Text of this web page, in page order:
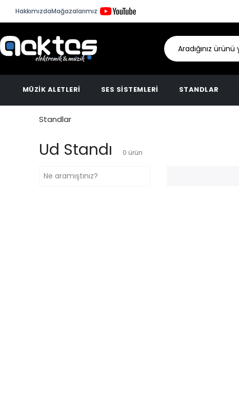
HakkımızdaMağazalarımız
MÜZİK ALETLERİ SES SİSTEMLERİ STANDLAR
Standlar
Ud Standı 0 ürün